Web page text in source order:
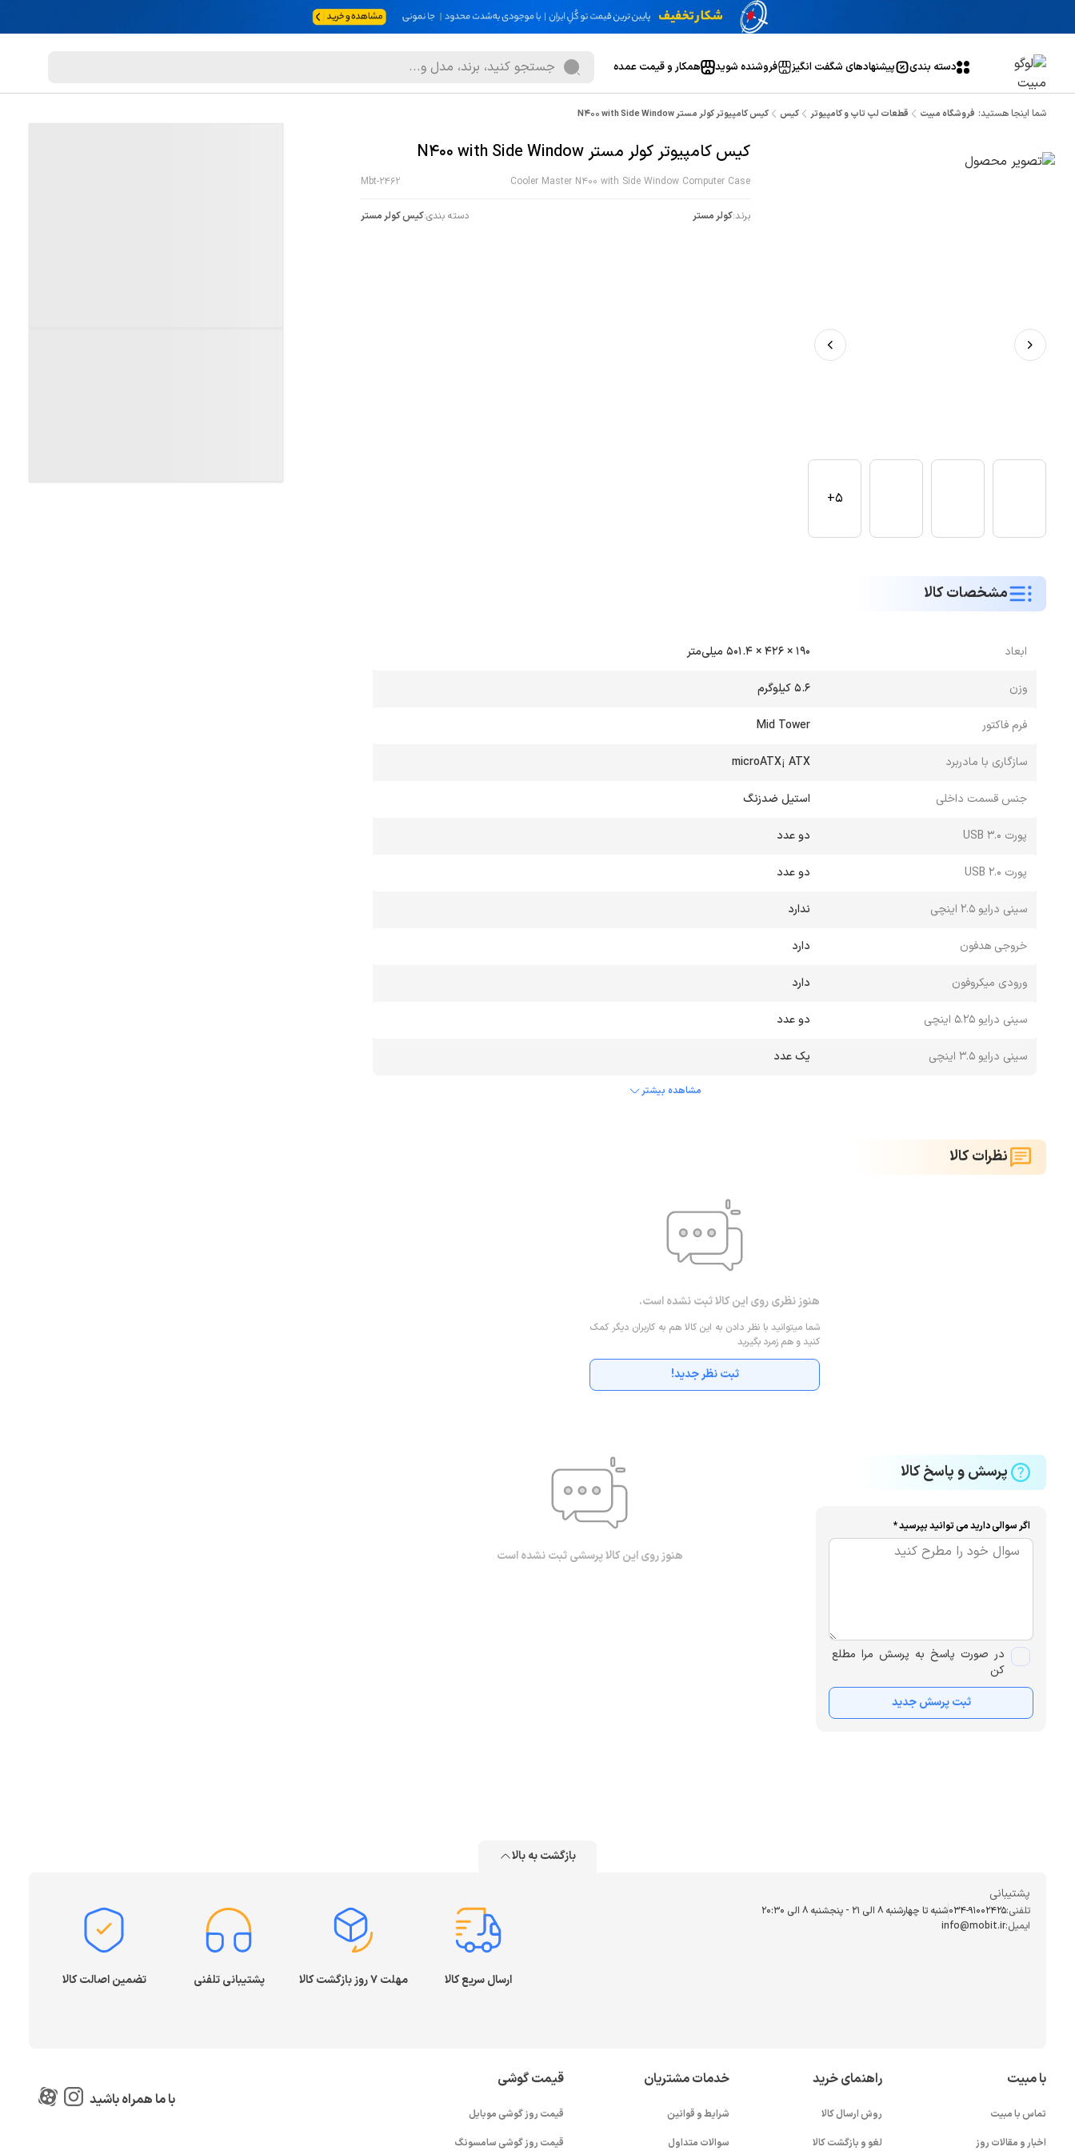
دسته بندی پیشنهاد‌های شگفت انگیز فروشنده شوید همکار و قیمت عمده
شما اینجا هستید: فروشگاه مبیت قطعات لپ تاپ و کامپیوتر کیس کیس کامپیوتر کولر مستر N400 with Side Window
5+
کیس کامپیوتر کولر مستر N400 with Side Window
Cooler Master N400 with Side Window Computer Case
Mbt-2462
برند:کولر مستر دسته بندی:کیس کولر مستر
مشخصات کالا
ابعاد 190 × 426 × 501.4 میلی‌متر
وزن 5.6 کیلوگرم
فرم فاکتور Mid Tower
سازگاری با مادربرد microATX¡ ATX
جنس قسمت داخلی استیل ضدزنگ
پورت USB 3.0 دو عدد
پورت USB 2.0 دو عدد
سینی درایو 2.5 اینچی ندارد
خروجی هدفون دارد
ورودی میکروفون دارد
سینی درایو 5.25 اینچی دو عدد
سینی درایو 3.5 اینچی یک عدد
مشاهده بیشتر
نظرات کالا
هنوز نظری روی این کالا ثبت نشده است.
شما میتوانید با نظر دادن به این کالا هم به کاربران دیگر کمک
کنید و هم زمرد بگیرید
ثبت نظر جدید!
پرسش و پاسخ کالا
اگر سوالی دارید می توانید بپرسید *
در صورت پاسخ به پرسش مرا مطلع
کن
ثبت پرسش جدید
هنوز روی این کالا پرسشی ثبت نشده است
بازگشت به بالا
پشتیبانی
تلفنی:034-91002425شنبه تا چهارشنبه ۸ الی ۲۱ - پنجشنبه 8 الی ۲۰:۳۰
ایمیل:info@mobit.ir
ارسال سریع کالا مهلت ۷ روز بازگشت کالا پشتیبانی تلفنی تضمین اصالت کالا
با مبیت
تماس با مبیت
اخبار و مقالات روز
راهنمای خرید
روش ارسال کالا
لغو و بازگشت کالا
خدمات مشتریان
شرایط و قوانین
سوالات متداول
قیمت گوشی
قیمت روز گوشی موبایل
قیمت روز گوشی سامسونگ
با ما همراه باشید